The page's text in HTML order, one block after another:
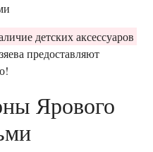
детских аксессуаров
предоставляют
Ярового